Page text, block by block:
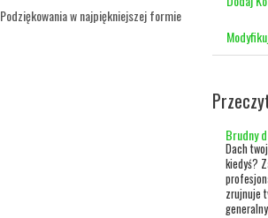
Podziękowania w najpiękniejszej formie
Brudny
Dach
kiedyś?
zrujnuje